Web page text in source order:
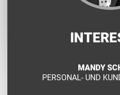
MANDY
PERSONAL- UND